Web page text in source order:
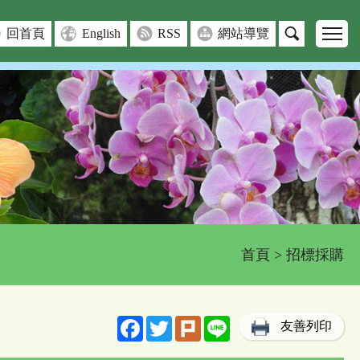
回首頁 English RSS 網站導覽
首頁 > 招標採購
FacebookTwitterPlurk Line 友善列印